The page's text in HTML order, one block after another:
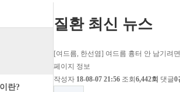
란?
질환 최신 뉴스
[여드름, 한선염] 여드름 흉터 안 남기려
페이지 정보
작성자 18-08-07 21:56 조회 6,442회 댓글0